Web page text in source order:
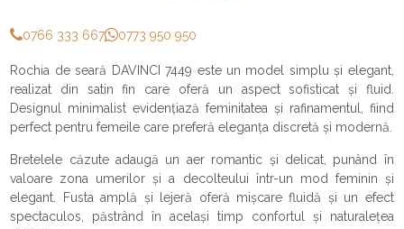
0766 333 667 0773 950 950
Rochia de seară DAVINCI 7449 este un model simplu și elegant,
realizat din satin fin care oferă un aspect sofisticat și fluid.
Designul minimalist evidențiază feminitatea și rafinamentul, fiind
perfect pentru femeile care preferă eleganța discretă și modernă.
Bretelele căzute adaugă un aer romantic și delicat, punând în
valoare zona umerilor și a decolteului într-un mod feminin și
elegant. Fusta amplă și lejeră oferă mișcare fluidă și un efect
spectaculos, păstrând în același timp confortul și naturalețea